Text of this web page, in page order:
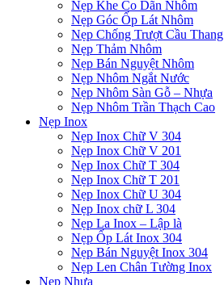
Nẹp Khe Co Dãn Nhôm
Nẹp Góc Ốp Lát Nhôm
Nẹp Chống Trượt Cầu Thang
Nẹp Thảm Nhôm
Nẹp Bán Nguyệt Nhôm
Nẹp Nhôm Ngắt Nước
Nẹp Nhôm Sàn Gỗ – Nhựa
Nẹp Nhôm Trần Thạch Cao
Nẹp Inox
Nẹp Inox Chữ V 304
Nẹp Inox Chữ V 201
Nẹp Inox Chữ T 304
Nẹp Inox Chữ T 201
Nẹp Inox Chữ U 304
Nẹp Inox chữ L 304
Nẹp La Inox – Lập là
Nẹp Ốp Lát Inox 304
Nẹp Bán Nguyệt Inox 304
Nẹp Len Chân Tường Inox
Nẹp Nhựa